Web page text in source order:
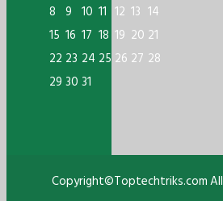
8 9 10 11 12 13 14
15 16 17 18 19 20 21
22 23 24 25 26 27 28
29 30 31
Copyright©Toptechtriks.com